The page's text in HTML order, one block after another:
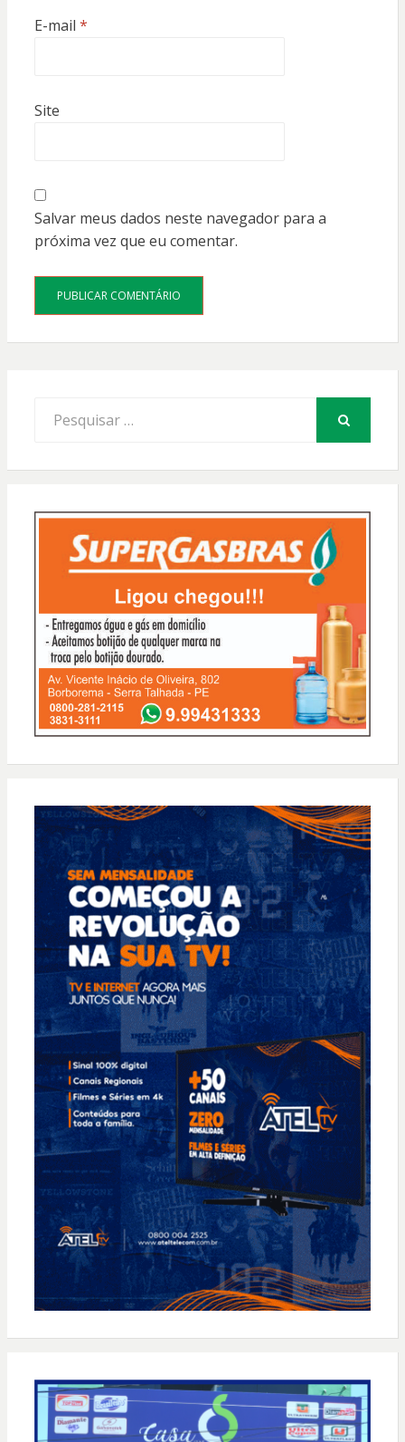
E-mail *
Site
Salvar meus dados neste navegador para a
próxima vez que eu comentar.
por: